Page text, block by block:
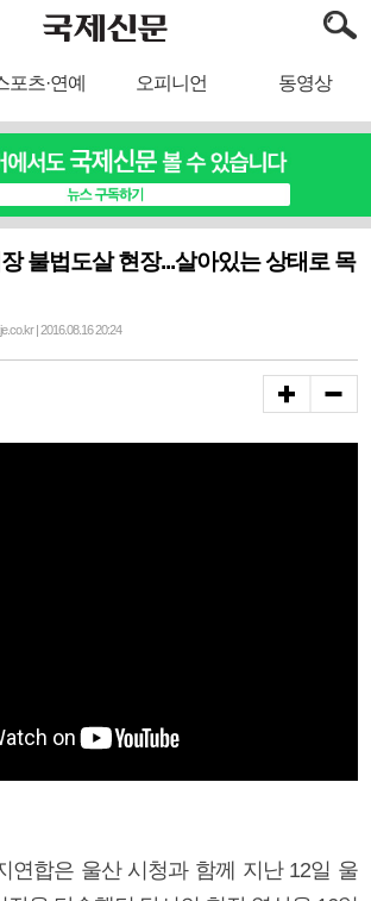
포츠·연예 오피니언 동영상
불법도살 현장...살아있는 상태로 목
| 2016.08.16 20:24
연합은 울산 시청과 함께 지난 12일 울